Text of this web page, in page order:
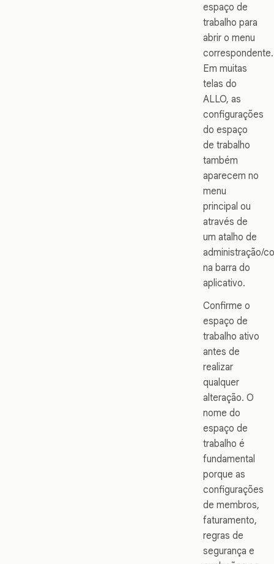
espaço de
trabalho para
abrir o menu
correspondente.
Em muitas
telas do
ALLO, as
configurações
do espaço
de trabalho
também
aparecem no
menu
principal ou
através de
um atalho de
administração/
na barra do
aplicativo.
Confirme o
espaço de
trabalho ativo
antes de
realizar
qualquer
alteração. O
nome do
espaço de
trabalho é
fundamental
porque as
configurações
de membros,
faturamento,
regras de
segurança e